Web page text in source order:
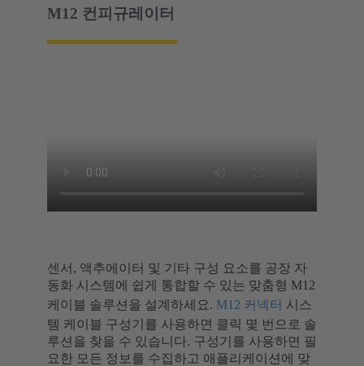
M12 컨피규레이터
센서, 액추에이터 및 기타 구성 요소를 공장 자
동화 시스템에 쉽게 통합할 수 있는 맞춤형 M12
케이블 솔루션을 설계하세요. M12 커넥터 시스
템 케이블 구성기를 사용하면 클릭 몇 번으로 솔
루션을 찾을 수 있습니다. 구성기를 사용하면 필
요한 모든 정보를 수집하고 애플리케이션에 맞